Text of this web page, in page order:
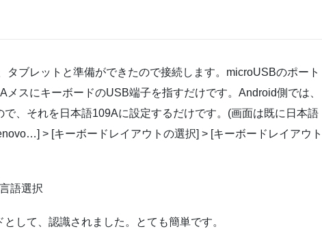
タブレットと準備ができたので接続します。microUSBのポート
スにキーボードのUSB端子を指すだけです。Android側では、
で、それを日本語109Aに設定するだけです。(画面は既に日本語
> [キーボードレイアウトの選択] > [キーボードレイアウト
して、認識されました。とても簡単です。